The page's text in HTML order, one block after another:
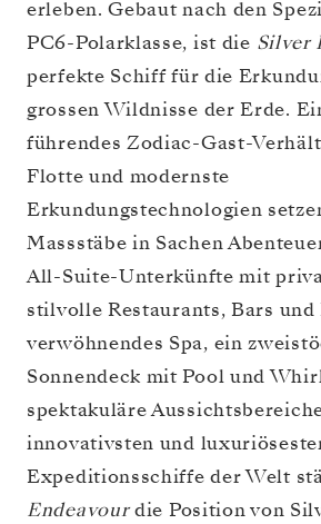
erleben. Gebaut nach den
PC6-Polarklasse, ist die Silver
perfekte Schiff für die
grossen Wildnisse der Erde.
führendes Zodiac-Gast-
Flotte und modernste
Erkundungstechnologien
Massstäbe in Sachen
All-Suite-Unterkünfte mit
stilvolle Restaurants, Bars und
verwöhnendes Spa, ein
Sonnendeck mit Pool und
spektakuläre
innovativsten und
Expeditionsschiffe der Welt
Endeavourdie Position von